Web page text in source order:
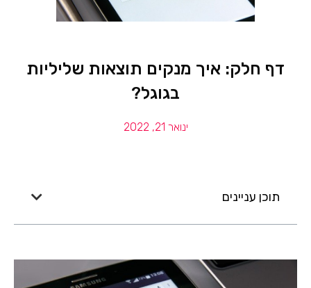
דף חלק: איך מנקים תוצאות שליליות
בגוגל?
ינואר 21, 2022
תוכן עניינים